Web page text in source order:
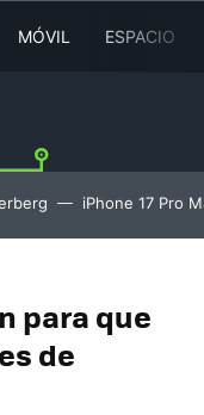
MÓVIL ESPACIO
iPhone 17 Pro
para que
de